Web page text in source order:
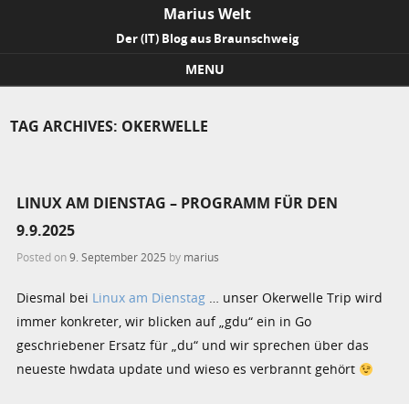
Marius Welt
Der (IT) Blog aus Braunschweig
MENU
TAG ARCHIVES: OKERWELLE
LINUX AM DIENSTAG – PROGRAMM FÜR DEN
9.9.2025
Posted on9. September 2025 by marius
Diesmal bei Linux am Dienstag … unser Okerwelle Trip wird
immer konkreter, wir blicken auf „gdu“ ein in Go
geschriebener Ersatz für „du“ und wir sprechen über das
neueste hwdata update und wieso es verbrannt gehört